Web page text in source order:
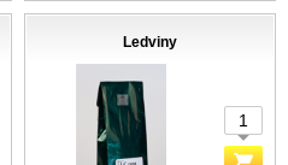
Ledviny